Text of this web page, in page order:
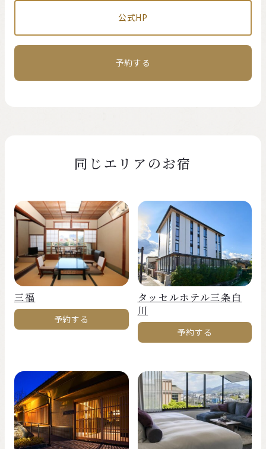
公式HP
予約する
同じエリアのお宿
三福
予約する
タッセルホテル三条白
川
予約する